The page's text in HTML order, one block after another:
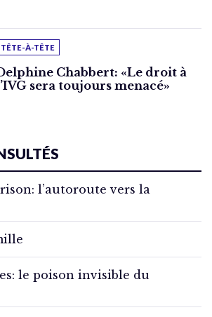
TÊTE-À-TÊTE
Chabbert: «Le droit à
sera toujours menacé»
l’autoroute vers la
le poison invisible du